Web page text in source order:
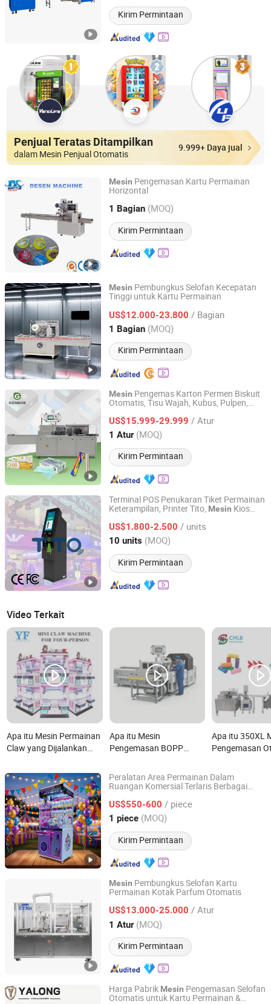
Kirim Permintaan
Penjual Teratas Ditampilkan
dalam Mesin Penjual Otomatis
9.999+ Daya jual
Mesin Pengemasan Kartu Permainan
Horizontal
1 Bagian (MOQ)
Kirim Permintaan
Shanghai Motech M&E Co., Ltd.
Shanghai, China Harga mulai 2010
Mesin Pembungkus Selofan Kecepatan
Tinggi untuk Kartu Permainan
US$12.000-23.800 / Bagian
1 Bagian (MOQ)
Kirim Permintaan
Shenzhen Wentong Machinery Co., Ltd.
Guangdong, China Harga mulai 2021
Mesin Pengemas Karton Permen Biskuit
Otomatis, Tisu Wajah, Kubus, Pulpen,
Kecil, Kotak Pensil
US$15.999-29.999 / Atur
1 Atur (MOQ)
Kirim Permintaan
Henan Gondor Machinery Co., Ltd.
Henan, China Harga mulai 2025
Terminal POS Penukaran Tiket Permainan
Keterampilan, Printer Tito, Mesin Kios
Mandiri, Stasiun Permainan
US$1.800-2.500 / units
10 units (MOQ)
Kirim Permintaan
Fuzhou Tita Technologies Co., Ltd.
Fujian, China Harga mulai 2025
Video Terkait
Apa itu Mesin Permainan
Claw yang Dijalankan
Bermain dengan Mesin
Claw
Apa itu Mesin
Pengemasan BOPP
Otomatis Kartu
Permainan Masker
Selofan
Apa itu 350XL
Pengemasan
Liat, Adonan
Plastisin
Peralatan Area Permainan Dalam
Ruangan Komersial Terlaris Berbagai
Arcade Kran
US$550-600 / piece
1 piece (MOQ)
Kirim Permintaan
Guangzhou Ama Amusement Equipment Co, . Ltd
Guangdong, China Harga mulai 2024
Mesin Pembungkus Selofan Kartu
Permainan Kotak Parfum Otomatis
US$13.000-25.000 / Atur
1 Atur (MOQ)
Kirim Permintaan
Hefei HRG Seelong Import and Export Group Co., Ltd.
Anhui, China Harga mulai 2022
Harga Pabrik Mesin Pengemasan Selofan
Otomatis untuk Kartu Permainan &